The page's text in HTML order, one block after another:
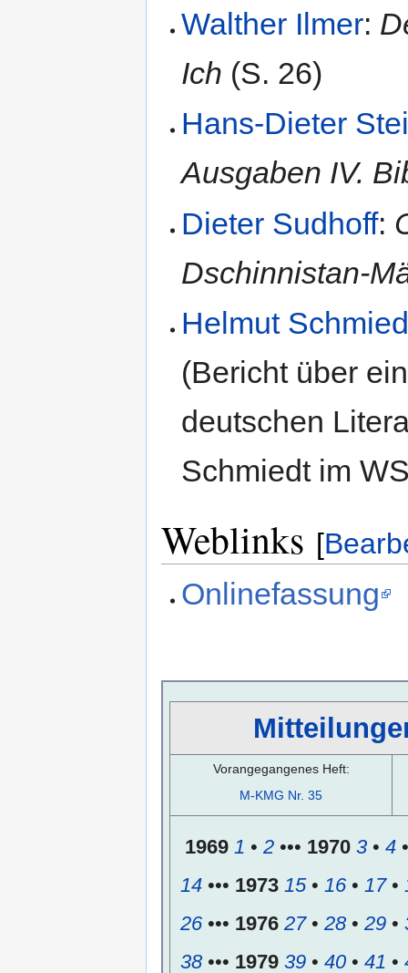
Walther Ilmer:
Ich (S. 26)
Hans-Dieter
Ausgaben IV.
Dieter Sudhoff:
Dschinnistan-
Helmut
(Bericht über
deutschen
Schmiedt im
Weblinks [
Onlinefassung
Vorangegangenes Heft:
M-KMG Nr. 35
1969 1 • 2••• 1970 3• 4
14••• 1973 15• 16• 17•
26••• 1976 27• 28• 29•
38••• 1979 39• 40• 41 •